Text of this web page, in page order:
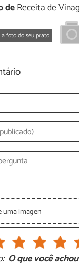
deReceita de
a foto do seu prato
uma imagen
O que você